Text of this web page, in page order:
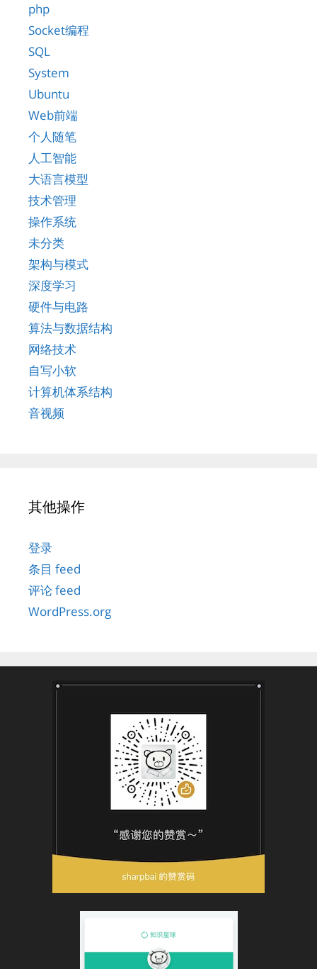
php
Socket编程
SQL
System
Ubuntu
Web前端
个人随笔
人工智能
大语言模型
技术管理
操作系统
未分类
架构与模式
深度学习
硬件与电路
算法与数据结构
网络技术
自写小软
计算机体系结构
音视频
其他操作
登录
条目 feed
评论 feed
WordPress.org